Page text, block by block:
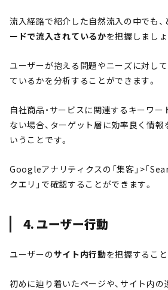
流入経路で紹介した自然流入の中でも、
ードで流入されているかを把握しましょ
ユーザーが抱える問題やニーズに対し
ているかを分析することができます。
自社商品・サービスに関連するキーワ
ない場合、ターゲット層に効率良く情
いうことです。
Googleアナリティクスの「集客」>「
クエリ」で確認することができます。
4. ユーザー行動
ユーザーのサイト内行動を把握すること
初めに辿り着いたページや、サイト内